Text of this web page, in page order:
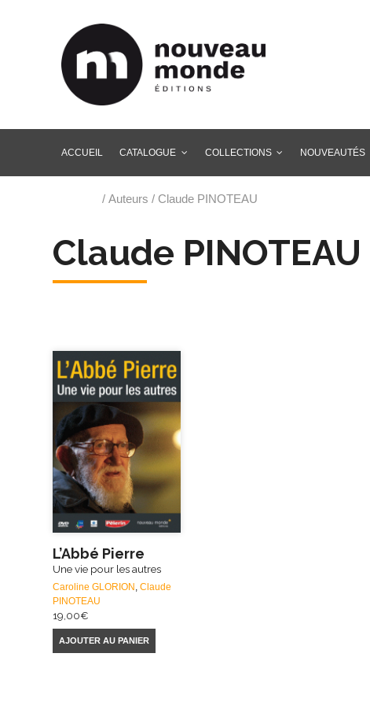
ACCUEIL
CATALOGUE COLLECTIONS NOUVEAUTÉS
/ Auteurs / Claude PINOTEAU
Claude PINOTEAU
L’Abbé Pierre
Une vie pour les autres
Caroline GLORION ,Claude
PINOTEAU
19,00€
AJOUTER AU PANIER